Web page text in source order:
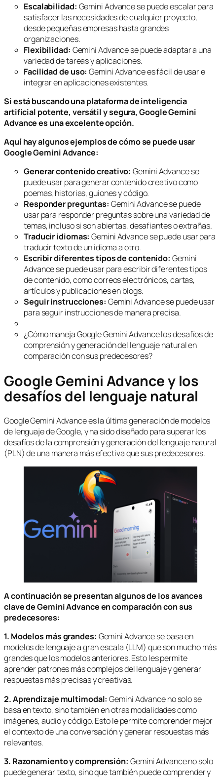
Escalabilidad: Gemini Advance se puede escalar para
satisfacer las necesidades de cualquier proyecto,
desde pequeñas empresas hasta grandes
organizaciones.
Flexibilidad: Gemini Advance se puede adaptar a una
variedad de tareas y aplicaciones.
Facilidad de uso: Gemini Advance es fácil de usar e
integrar en aplicaciones existentes.
Si está buscando una plataforma de inteligencia
artificial potente, versátil y segura, Google Gemini
Advance es una excelente opción.
Aquí hay algunos ejemplos de cómo se puede usar
Google Gemini Advance:
Generar contenido creativo: Gemini Advance se
puede usar para generar contenido creativo como
poemas, historias, guiones y código.
Responder preguntas: Gemini Advance se puede
usar para responder preguntas sobre una variedad de
temas, incluso si son abiertas, desafiantes o extrañas.
Traducir idiomas: Gemini Advance se puede usar para
traducir texto de un idioma a otro.
Escribir diferentes tipos de contenido: Gemini
Advance se puede usar para escribir diferentes tipos
de contenido, como correos electrónicos, cartas,
artículos y publicaciones en blogs.
Seguir instrucciones: Gemini Advance se puede usar
para seguir instrucciones de manera precisa.
¿Cómo maneja Google Gemini Advance los desafíos de
comprensión y generación del lenguaje natural en
comparación con sus predecesores?
Google Gemini Advance y los
desafíos del lenguaje natural
Google Gemini Advance es la última generación de modelos
de lenguaje de Google, y ha sido diseñado para superar los
desafíos de la comprensión y generación del lenguaje natural
(PLN) de una manera más efectiva que sus predecesores.
A continuación se presentan algunos de los avances
clave de Gemini Advance en comparación con sus
predecesores:
1. Modelos más grandes: Gemini Advance se basa en
modelos de lenguaje a gran escala (LLM) que son mucho más
grandes que los modelos anteriores. Esto les permite
aprender patrones más complejos del lenguaje y generar
respuestas más precisas y creativas.
2. Aprendizaje multimodal: Gemini Advance no solo se
basa en texto, sino también en otras modalidades como
imágenes, audio y código. Esto le permite comprender mejor
el contexto de una conversación y generar respuestas más
relevantes.
3. Razonamiento y comprensión: Gemini Advance no solo
puede generar texto, sino que también puede comprender y